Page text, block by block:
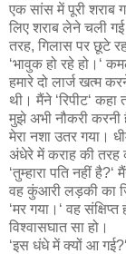
एक सांस में पूरी
लिए शराब लेने चली
तरह, गिलास पर छूटे
‘भावुक हो रहे हो।‘
हमारे दो लार्ज खत्म
थी। मैंने ‘रिपीट‘
मुझे अभी नौकरी करनी
मेरा नशा उतर गया।
अंधेरे में कराह की तरह
‘तुम्हारा पति नहीं
वह कुंआरी लड़की का
‘मर गया।‘ वह
विश्वासघात सा हो।
‘इस धंधे में क्यों आ